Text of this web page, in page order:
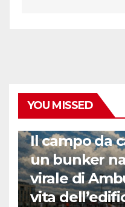
YOU MISSED
Il campo da
un bunker
virale di
vita